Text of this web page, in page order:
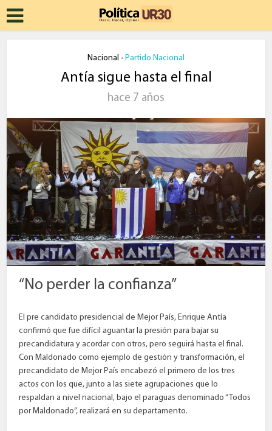
Nacional • Partido Nacional
Antía sigue hasta el final
hace 7 años
“No perder la confianza”
El pre candidato presidencial de Mejor País, Enrique Antía
confirmó que fue difícil aguantar la presión para bajar su
precandidatura y acordar con otros, pero seguirá hasta el final.
Con Maldonado como ejemplo de gestión y transformación, el
precandidato de Mejor País encabezó el primero de los tres
actos con los que, junto a las siete agrupaciones que lo
respaldan a nivel nacional, bajo el paraguas denominado “Todos
por Maldonado”, realizará en su departamento.